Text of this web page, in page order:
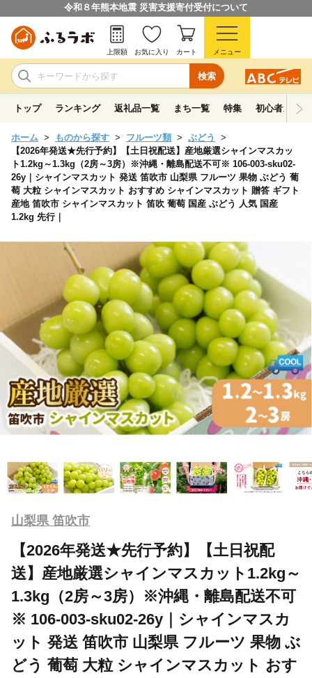
令和８年熊本地震 災害支援寄付受付について
検索
上限額 お気に入り カート メニュー
トップ ランキング 返礼品一覧 まち一覧 特集 初心者ガイド
ホーム ものから探す フルーツ類
ぶどう
【2026年発送★先行予約】【土日祝配送】産地厳選シャインマスカッ
ト1.2kg～1.3kg（2房～3房）※沖縄・離島配送不可※ 106-003-sku02-
26y｜シャインマスカット 発送 笛吹市 山梨県 フルーツ 果物 ぶどう 葡
萄 大粒 シャインマスカット おすすめ シャインマスカット 贈答 ギフト
産地 笛吹市 シャインマスカット 笛吹 葡萄 国産 ぶどう 人気 国産
1.2kg 先行｜
山梨県 笛吹市
【2026年発送★先行予約】【土日祝配
送】産地厳選シャインマスカット1.2kg～
1.3kg（2房～3房）※沖縄・離島配送不可
※ 106-003-sku02-26y｜シャインマスカ
ット 発送 笛吹市 山梨県 フルーツ 果物 ぶ
どう 葡萄 大粒 シャインマスカット おす